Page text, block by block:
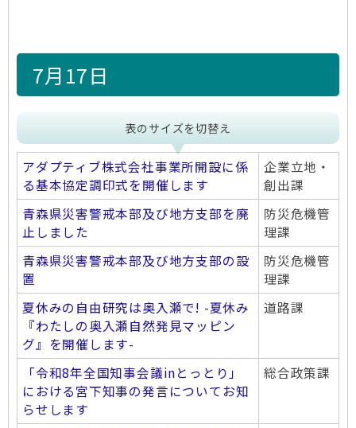
7月17日
表のサイズを切替え
アダプティブ株式会社事業所開設に係
る基本協定調印式を開催します
企業立地・
創出課
青森県災害警戒本部及び地方支部を廃
止しました
防災危機管
理課
青森県災害警戒本部及び地方支部の設
置
防災危機管
理課
夏休みの自由研究は奥入瀬で! -夏休み
『わたしの奥入瀬自然発見マッピン
グ』を開催します-
道路課
「令和8年全国知事会議inとっとり」
における宮下知事の発言についてお知
らせします
総合政策課